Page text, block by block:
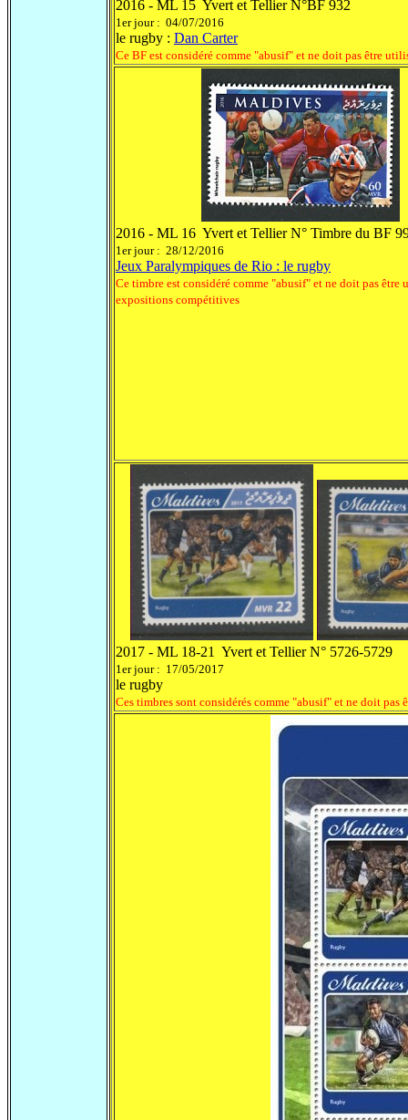
2016 - ML 15 Yvert et Tellier N°BF 932
1er jour : 04/07/2016
le rugby : Dan Carter
Ce BF est considéré comme "abusif" et ne doit pas être
2016 - ML 16 Yvert et Tellier N° Timbre du BF
1er jour : 28/12/2016
Jeux Paralympiques de Rio : le rugby
Ce timbre est considéré comme "abusif" et ne doit pas être
expositions compétitives
2017 - ML 18-21 Yvert et Tellier N° 5726-5729
1er jour : 17/05/2017
le rugby
Ces timbres sont considérés comme "abusif" et ne doit